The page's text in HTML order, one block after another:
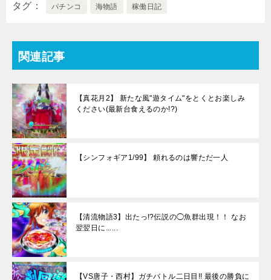
タグ パチンコ 海物語 稼働日記
関連記事
【真花月2】 新たな風"遊タイム"をとくとお楽しみ
ください(最新台食えるのか!?)
【シンフォギア1/99】 頼れるのは響ただ一人
【清流物語3】出たっ!?伝説の◯魚群出現！！ なお
翌翌日に......
【VS唐子・西村】ガチバトル二日目!! 最後の勝負に